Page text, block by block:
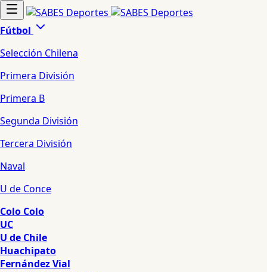
Fútbol
Selección Chilena
Primera División
Primera B
Segunda División
Tercera División
Naval
U de Conce
Colo Colo
UC
U de Chile
Huachipato
Fernández Vial